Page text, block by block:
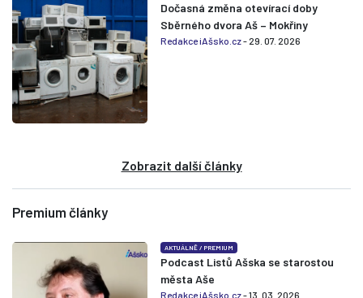
Dočasná změna otevírací doby
Sběrného dvora Aš – Mokřiny
Redakce iAšsko.cz- 29. 07. 2026
Zobrazit další články
Premium články
AKTUÁLNĚ /PREMIUM
Podcast Listů Ašska se starostou
města Aše
Redakce iAšsko.cz- 13. 03. 2026